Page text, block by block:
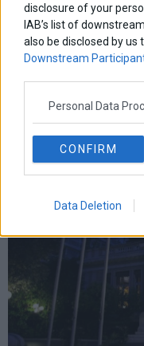
disclosure of your
IAB’s list of
also be disclosed by us
Downstream
Personal Data
CONFIRM
Data Deletion
Το νέο μισθολόγιο
Νέο μισθολόγιο για
Δημοσίων Εσόδων (
νομοσχέδιο του